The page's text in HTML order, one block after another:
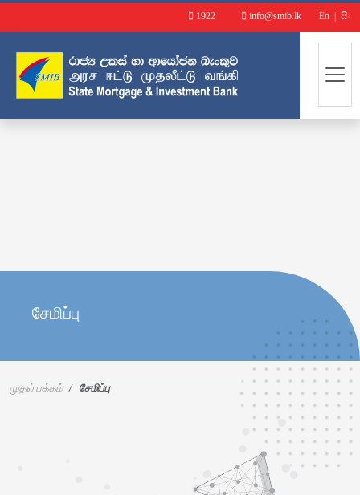
1922 info@smib.lk En සිං
சேமிப்பு
முதல் பக்கம் சேமிப்பு